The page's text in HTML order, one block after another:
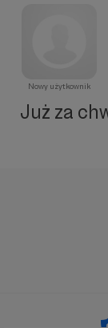
Nowy użytkownik
Już za